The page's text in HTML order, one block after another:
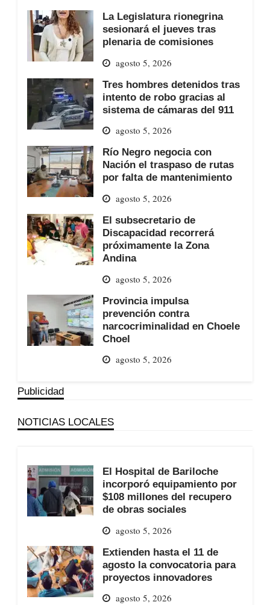
La Legislatura rionegrina
sesionará el jueves tras
plenaria de comisiones
agosto 5, 2026
Tres hombres detenidos tras
intento de robo gracias al
sistema de cámaras del 911
agosto 5, 2026
Río Negro negocia con
Nación el traspaso de rutas
por falta de mantenimiento
agosto 5, 2026
El subsecretario de
Discapacidad recorrerá
próximamente la Zona
Andina
agosto 5, 2026
Provincia impulsa
prevención contra
narcocriminalidad en Choele
Choel
agosto 5, 2026
Publicidad
NOTICIAS LOCALES
El Hospital de Bariloche
incorporó equipamiento por
$108 millones del recupero
de obras sociales
agosto 5, 2026
Extienden hasta el 11 de
agosto la convocatoria para
proyectos innovadores
agosto 5, 2026